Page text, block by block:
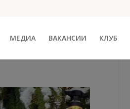
МЕДИА ВАКАНСИИ КЛУБ